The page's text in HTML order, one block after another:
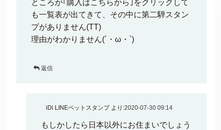
ところが｢購入はこちらから｣をクリックして
も一覧表が出てきて、その中に第二騨スタン
プがありません(TT)
理由がわかりません(´・ω・`)
返信
iDi LINEペットスタンプ より:2020-07-30 09:14
もしかしたら日本以外にお住まいでしょう